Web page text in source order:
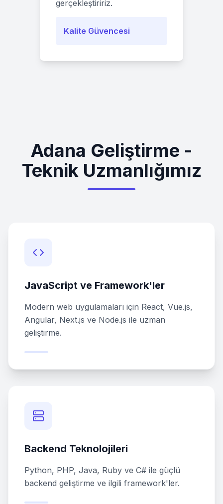
gerçekleştiririz.
Kalite Güvencesi
Adana Geliştirme -
Teknik Uzmanlığımız
JavaScript ve Framework'ler
Modern web uygulamaları için React, Vue.js,
Angular, Next.js ve Node.js ile uzman
geliştirme.
Backend Teknolojileri
Python, PHP, Java, Ruby ve C# ile güçlü
backend geliştirme ve ilgili framework'ler.